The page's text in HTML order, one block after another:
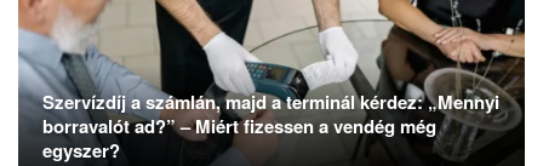
Szervízdíj a számlán, majd a terminál kérdez: „Mennyi
borravalót ad?” – Miért fizessen a vendég még
egyszer?